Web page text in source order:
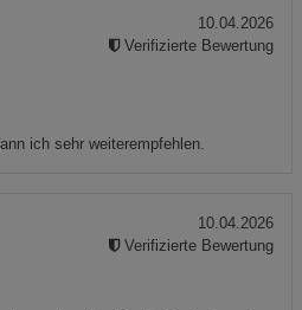
ich sehr weiterempfehlen.
10.04.2026
Verifizierte Bewertung
10.04.2026
Verifizierte Bewertung